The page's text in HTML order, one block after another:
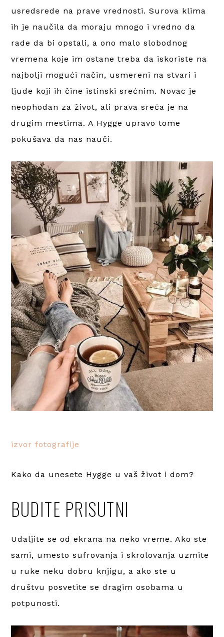
usredsrede na prave vrednosti. Surova klima
ih je naučila da moraju mnogo i vredno da
rade da bi opstali, a ono malo slobodnog
vremena koje im ostane treba da iskoriste na
najbolji mogući način, usmereni na stvari i
ljude koji ih čine istinski srećnim. Novac je
neophodan za život, ali prava sreća je na
drugim mestima. A Hygge upravo tome
pokušava da nas nauči.
izvor fotografije
Kako da unesete Hygge u vaš život i dom?
BUDITE PRISUTNI
Udaljite se od ekrana na neko vreme. Ako ste
sami, umesto sufrovanja i skrolovanja uzmite
u ruke neku dobru knjigu, a ako ste u
društvu posvetite se dragim osobama u
potpunosti.